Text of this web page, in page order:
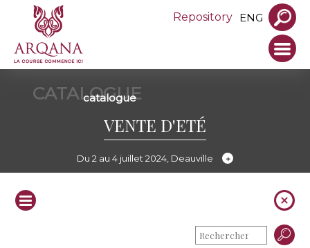
Repository ENG
CATALOGUE
catalogue
VENTE D'ETÉ
Du 2 au 4 juillet 2024, Deauville